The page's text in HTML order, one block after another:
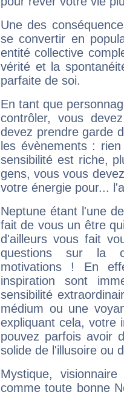
Une des
se convertir en
entité collective
vérité et la
parfaite de soi.
En tant que
contrôler, vous
devez prendre garde
les évènements :
sensibilité est riche,
gens, vous vous
votre énergie pour...
Neptune étant l'une
fait de vous un être
d'ailleurs vous fait
questions sur la
motivations ! En
inspiration sont
sensibilité
médium ou une
expliquant cela, votre
pouvez parfois avoir
solide de l'illusoire ou
Mystique,
comme toute bonne